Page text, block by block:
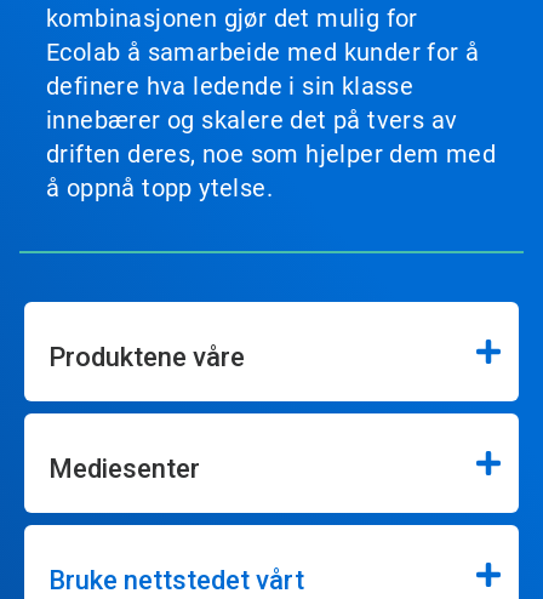
kombinasjonen gjør det mulig for
Ecolab å samarbeide med kunder for å
definere hva ledende i sin klasse
innebærer og skalere det på tvers av
driften deres, noe som hjelper dem med
å oppnå topp ytelse.
Produktene våre
Mediesenter
Bruke nettstedet vårt